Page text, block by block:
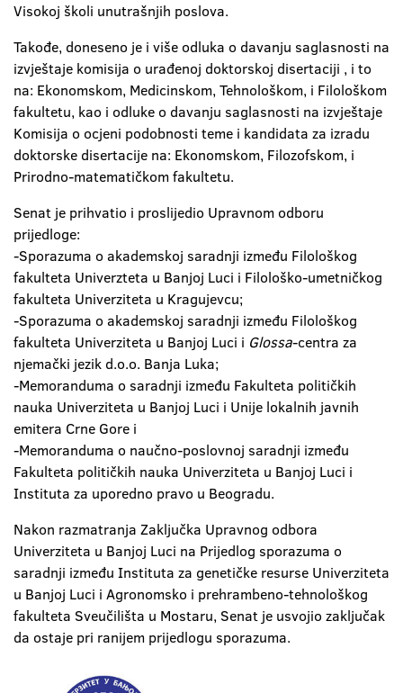
Visokoj školi unutrašnjih poslova.
Takođe, doneseno je i više odluka o davanju saglasnosti na
izvještaje komisija o urađenoj doktorskoj disertaciji , i to
na: Ekonomskom, Medicinskom, Tehnološkom, i Filološkom
fakultetu, kao i odluke o davanju saglasnosti na izvještaje
Komisija o ocjeni podobnosti teme i kandidata za izradu
doktorske disertacije na: Ekonomskom, Filozofskom, i
Prirodno-matematičkom fakultetu.
Senat je prihvatio i proslijedio Upravnom odboru
prijedloge:
-Sporazuma o akademskoj saradnji između Filološkog
fakulteta Univerzteta u Banjoj Luci i Filološko-umetničkog
fakulteta Univerziteta u Kragujevcu;
-Sporazuma o akademskoj saradnji između Filološkog
fakulteta Univerziteta u Banjoj Luci i Glossa-centra za
njemački jezik d.o.o. Banja Luka;
-Memoranduma o saradnji između Fakulteta političkih
nauka Univerziteta u Banjoj Luci i Unije lokalnih javnih
emitera Crne Gore i
-Memoranduma o naučno-poslovnoj saradnji između
Fakulteta političkih nauka Univerziteta u Banjoj Luci i
Instituta za uporedno pravo u Beogradu.
Nakon razmatranja Zaključka Upravnog odbora
Univerziteta u Banjoj Luci na Prijedlog sporazuma o
saradnji između Instituta za genetičke resurse Univerziteta
u Banjoj Luci i Agronomsko i prehrambeno-tehnološkog
fakulteta Sveučilišta u Mostaru, Senat je usvojio zaključak
da ostaje pri ranijem prijedlogu sporazuma.